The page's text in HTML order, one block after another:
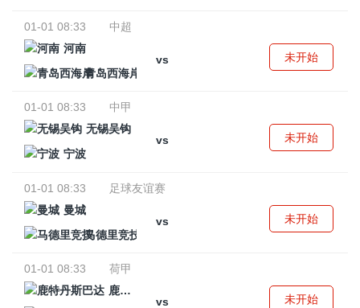
01-01 08:33
中超
河南
vs
青岛西海岸
未开始
01-01 08:33
中甲
无锡吴钩
vs
宁波
未开始
01-01 08:33
足球友谊赛
曼城
vs
马德里竞技
未开始
01-01 08:33
荷甲
鹿特丹斯巴达
vs
未开始